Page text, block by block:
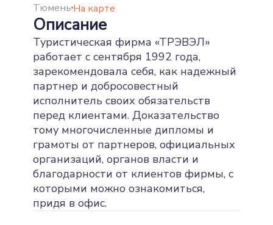
Тюмень На карте
Описание
Туристическая фирма «ТРЭВЭЛ»
работает с сентября 1992 года,
зарекомендовала себя, как надежный
партнер и добросовестный
исполнитель своих обязательств
перед клиентами. Доказательство
тому многочисленные дипломы и
грамоты от партнеров, официальных
организаций, органов власти и
благодарности от клиентов фирмы, с
которыми можно ознакомиться,
придя в офис.